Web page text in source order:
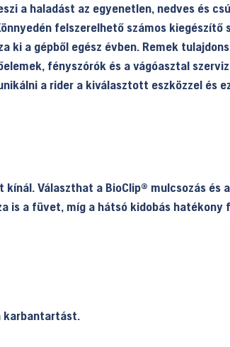
a haladást az egyenetlen, nedves és
felszerelhető számos
ki a gépből egész évben. Remek
fényszórók és a vágóasztal
a rider a kiválasztott eszközzel és
Választhat a BioClip® mulcsozás és
is a füvet, míg a hátsó kidobás hatékony
karbantartást.